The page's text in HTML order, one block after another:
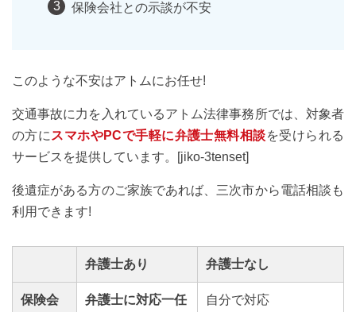
保険会社との示談が不安
このような不安はアトムにお任せ!
交通事故に力を入れているアトム法律事務所では、対象者
の方に スマホやPCで手軽に弁護士無料相談を受けられる
サービスを提供しています。[jiko-3tenset]
後遺症がある方のご家族であれば、三次市から電話相談も
利用できます!
弁護士あり 弁護士なし
保険会
弁護士に対応一任 自分で対応